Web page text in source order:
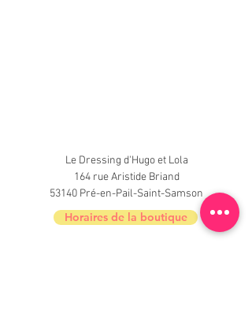
Le Dressing d'Hugo et Lola
164 rue Aristide Briand
53140 Pré-en-Pail-Saint-Samson
Horaires de la boutique